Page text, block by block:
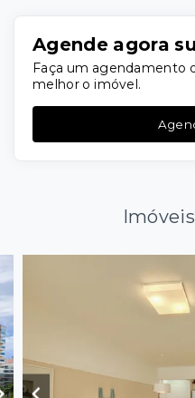
Agende agora
Faça um agendamento
melhor o imóvel.